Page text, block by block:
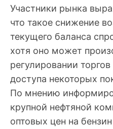
Участники рынка
что такое снижение
текущего баланса
хотя оно может
регулировании
доступа некоторых
По мнению
крупной нефтяной
оптовых цен на